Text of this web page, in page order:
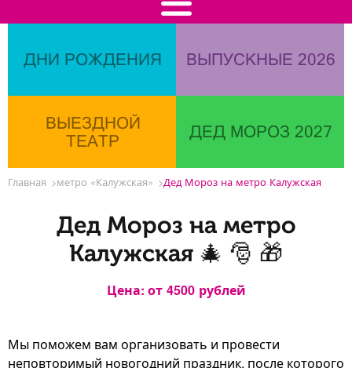
ДНИ РОЖДЕНИЯ ВЫПУСКНЫЕ 2026
ВЫЕЗДНОЙ
ТЕАТР
ДЕД МОРОЗ 2027
Главная метро «Калужская» Дед Мороз на метро Калужская
Дед Мороз на метро
Калужская 🎄 🎅 🎁
Цена: от 4500 рублей
Мы поможем вам организовать и провести
неповторимый новогодний праздник, после которого